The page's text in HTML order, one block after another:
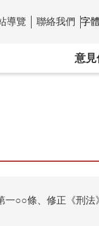
導覽 聯絡我們 字
意見
○○條、修正《刑法